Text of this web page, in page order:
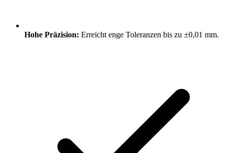
Hohe Präzision: Erreicht enge Toleranzen bis zu ±0,01 mm.